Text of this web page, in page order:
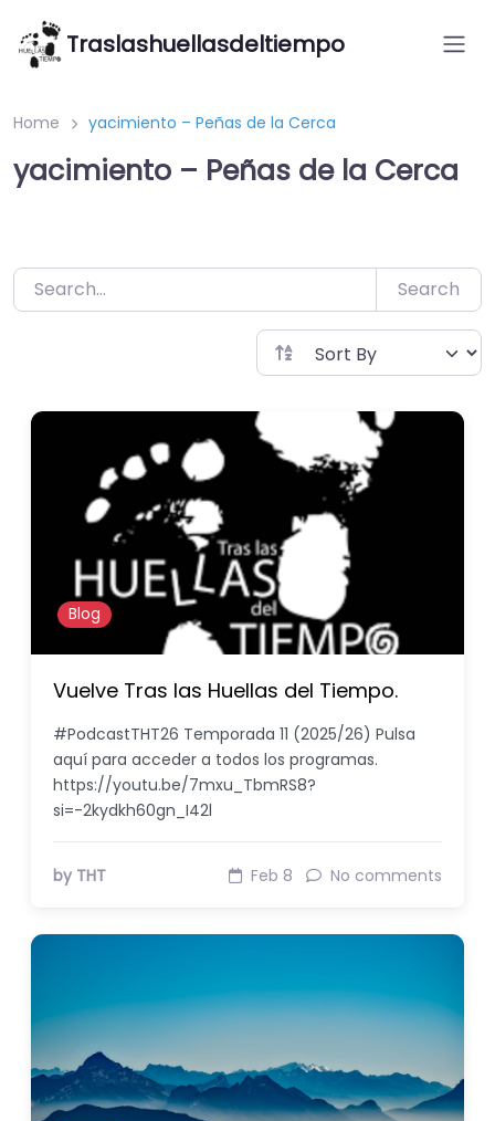
Saltar
contenido
Traslashuellasdeltiempo
Home yacimiento – Peñas de la Cerca
yacimiento – Peñas de la Cerca
Search
Blog
Vuelve Tras las Huellas del Tiempo.
#PodcastTHT26 Temporada 11 (2025/26) Pulsa
aquí para acceder a todos los programas.
https://youtu.be/7mxu_TbmRS8?
si=-2kydkh60gn_I42l
by THT Feb 8 No comments